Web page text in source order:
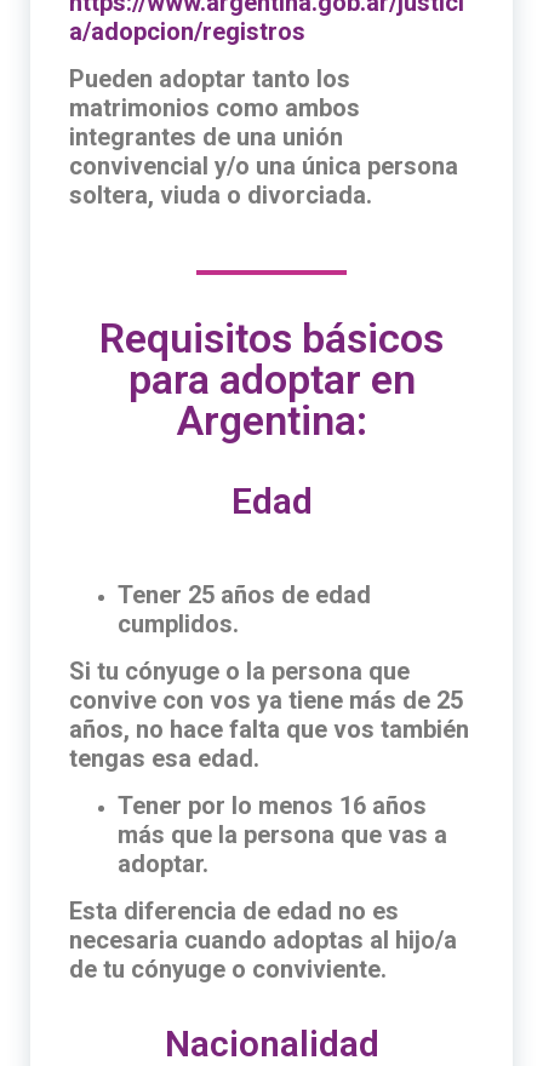
a/adopcion/registros
Pueden adoptar tanto los
matrimonios como ambos
integrantes de una unión
convivencial y/o una única persona
soltera, viuda o divorciada.
Requisitos básicos
para adoptar en
Argentina:
Edad
Tener 25 años de edad
cumplidos.
Si tu cónyuge o la persona que
convive con vos ya tiene más de 25
años, no hace falta que vos también
tengas esa edad.
Tener por lo menos 16 años
más que la persona que vas a
adoptar.
Esta diferencia de edad no es
necesaria cuando adoptas al hijo/a
de tu cónyuge o conviviente.
Nacionalidad